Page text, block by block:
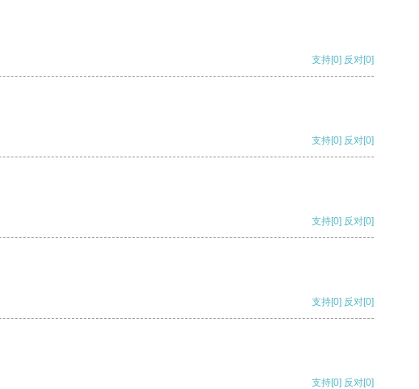
支持[0] 反对[0]
支持[0] 反对[0]
支持[0] 反对[0]
支持[0] 反对[0]
支持[0] 反对[0]